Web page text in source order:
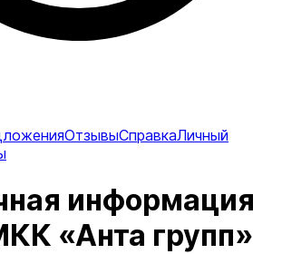
ОтзывыСправкаЛичный
информация
«Анта групп»